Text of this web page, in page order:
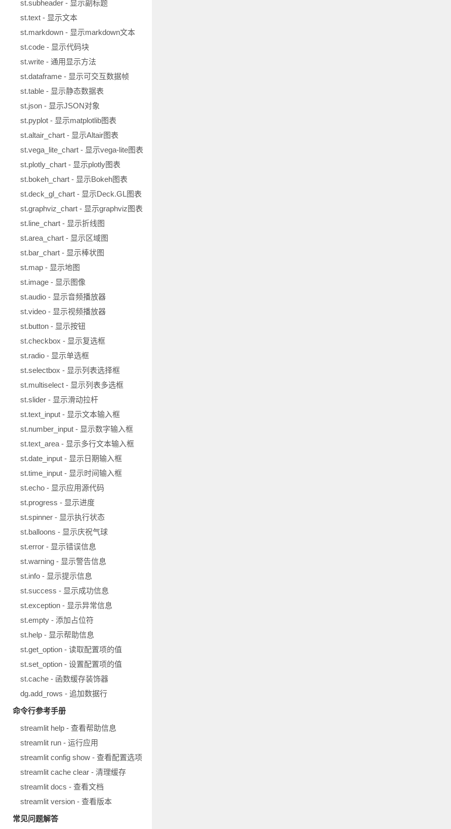
st.subheader - 显示副标题
st.text - 显示文本
st.markdown - 显示markdown文本
st.code - 显示代码块
st.write - 通用显示方法
st.dataframe - 显示可交互数据帧
st.table - 显示静态数据表
st.json - 显示JSON对象
st.pyplot - 显示matplotlib图表
st.altair_chart - 显示Altair图表
st.vega_lite_chart - 显示vega-lite图表
st.plotly_chart - 显示plotly图表
st.bokeh_chart - 显示Bokeh图表
st.deck_gl_chart - 显示Deck.GL图表
st.graphviz_chart - 显示graphviz图表
st.line_chart - 显示折线图
st.area_chart - 显示区域图
st.bar_chart - 显示棒状图
st.map - 显示地图
st.image - 显示图像
st.audio - 显示音频播放器
st.video - 显示视频播放器
st.button - 显示按钮
st.checkbox - 显示复选框
st.radio - 显示单选框
st.selectbox - 显示列表选择框
st.multiselect - 显示列表多选框
st.slider - 显示滑动拉杆
st.text_input - 显示文本输入框
st.number_input - 显示数字输入框
st.text_area - 显示多行文本输入框
st.date_input - 显示日期输入框
st.time_input - 显示时间输入框
st.echo - 显示应用源代码
st.progress - 显示进度
st.spinner - 显示执行状态
st.balloons - 显示庆祝气球
st.error - 显示错误信息
st.warning - 显示警告信息
st.info - 显示提示信息
st.success - 显示成功信息
st.exception - 显示异常信息
st.empty - 添加占位符
st.help - 显示帮助信息
st.get_option - 读取配置项的值
st.set_option - 设置配置项的值
st.cache - 函数缓存装饰器
dg.add_rows - 追加数据行
命令行参考手册
streamlit help - 查看帮助信息
streamlit run - 运行应用
streamlit config show - 查看配置选项
streamlit cache clear - 清理缓存
streamlit docs - 查看文档
streamlit version - 查看版本
常见问题解答